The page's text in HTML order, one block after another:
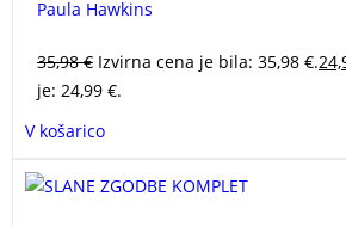
Paula Hawkins
35,98€ Izvirna cena je bila: 35,98 €.
je: 24,99 €.
V košarico